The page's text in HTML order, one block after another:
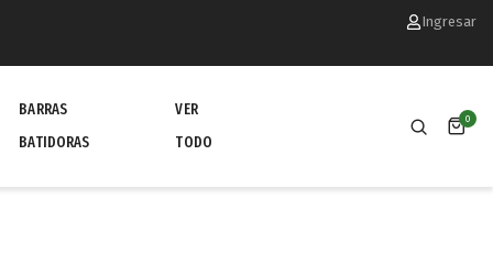
Ingresar
BARRAS
BATIDORAS
VER
TODO
0